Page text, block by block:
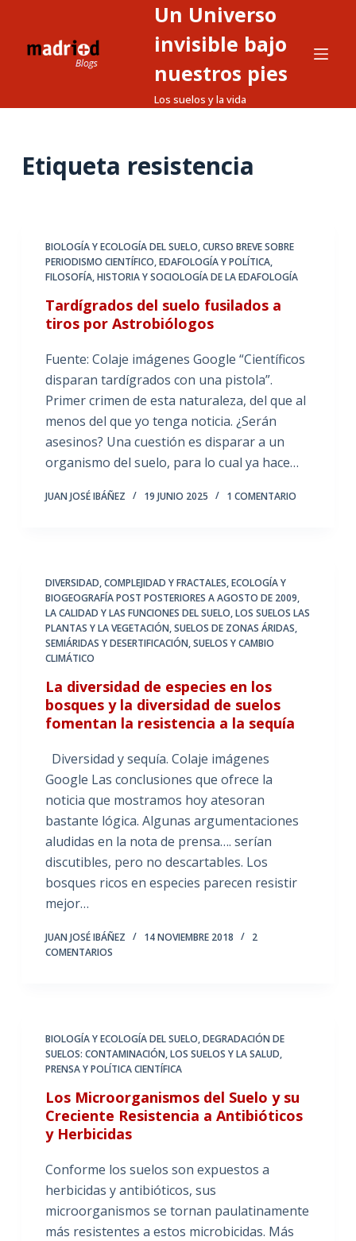
Un Universo
invisible bajo
nuestros pies
Los suelos y la vida
Etiqueta resistencia
BIOLOGÍA Y ECOLOGÍA DEL SUELO,CURSO BREVE SOBRE
PERIODISMO CIENTÍFICO,EDAFOLOGÍA Y POLÍTICA,
FILOSOFÍA, HISTORIA Y SOCIOLOGÍA DE LA EDAFOLOGÍA
Tardígrados del suelo fusilados a
tiros por Astrobiólogos
Fuente: Colaje imágenes Google “Científicos
disparan tardígrados con una pistola”.
Primer crimen de esta naturaleza, del que al
menos del que yo tenga noticia. ¿Serán
asesinos? Una cuestión es disparar a un
organismo del suelo, para lo cual ya hace…
JUAN JOSÉ IBÁÑEZ 19 JUNIO 2025 1 COMENTARIO
DIVERSIDAD, COMPLEJIDAD Y FRACTALES,ECOLOGÍA Y
BIOGEOGRAFÍA POST POSTERIORES A AGOSTO DE 2009,
LA CALIDAD Y LAS FUNCIONES DEL SUELO,LOS SUELOS LAS
PLANTAS Y LA VEGETACIÓN,SUELOS DE ZONAS ÁRIDAS,
SEMIÁRIDAS Y DESERTIFICACIÓN,SUELOS Y CAMBIO
CLIMÁTICO
La diversidad de especies en los
bosques y la diversidad de suelos
fomentan la resistencia a la sequía
Diversidad y sequía. Colaje imágenes
Google Las conclusiones que ofrece la
noticia que mostramos hoy atesoran
bastante lógica. Algunas argumentaciones
aludidas en la nota de prensa…. serían
discutibles, pero no descartables. Los
bosques ricos en especies parecen resistir
mejor…
JUAN JOSÉ IBÁÑEZ 14 NOVIEMBRE 2018
2
COMENTARIOS
BIOLOGÍA Y ECOLOGÍA DEL SUELO,DEGRADACIÓN DE
SUELOS: CONTAMINACIÓN,LOS SUELOS Y LA SALUD,
PRENSA Y POLÍTICA CIENTÍFICA
Los Microorganismos del Suelo y su
Creciente Resistencia a Antibióticos
y Herbicidas
Conforme los suelos son expuestos a
herbicidas y antibióticos, sus
microorganismos se tornan paulatinamente
más resistentes a estos microbicidas. Más